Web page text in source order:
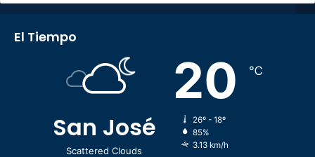
El Tiempo
San José
Scattered Clouds
20 ℃
26º - 18º
85%
3.13 km/h